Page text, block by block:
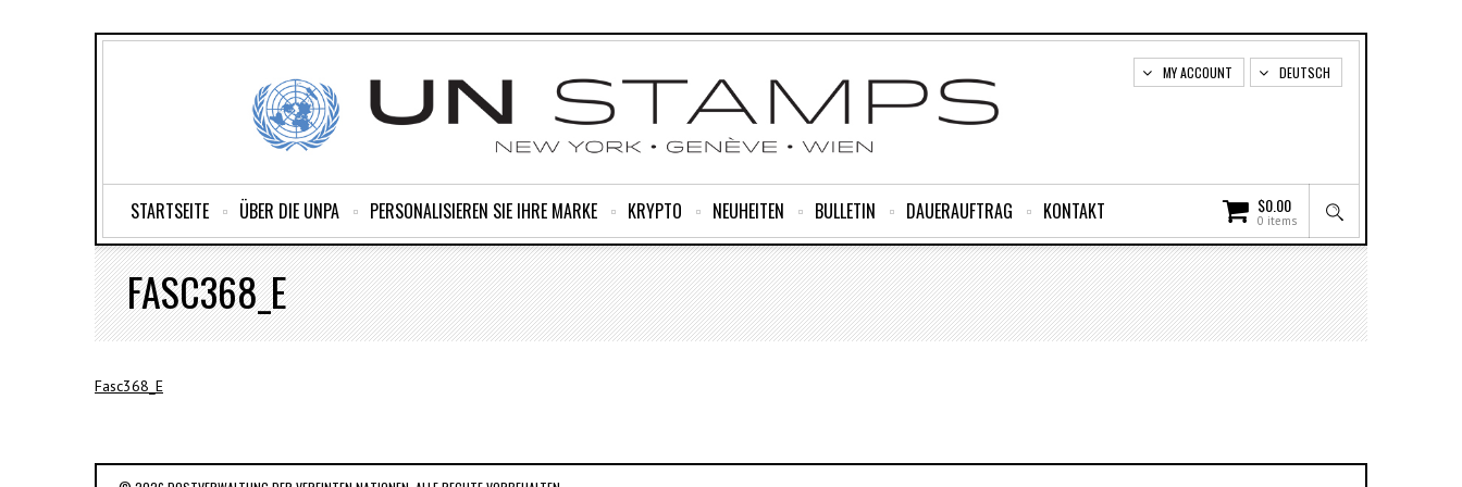
DEUTSCH
MY ACCOUNT
$0.00
0 items
STARTSEITE ÜBER DIE UNPA PERSONALISIEREN SIE IHRE MARKE KRYPTO NEUHEITEN BULLETIN DAUERAUFTRAG KONTAKT
FASC368_E
Fasc368_E